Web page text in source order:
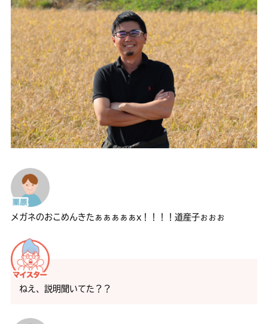
メガネのおこめんきたぁぁぁぁぁx！！！！道産子ぉぉぉ
ねえ、説明聞いてた？？